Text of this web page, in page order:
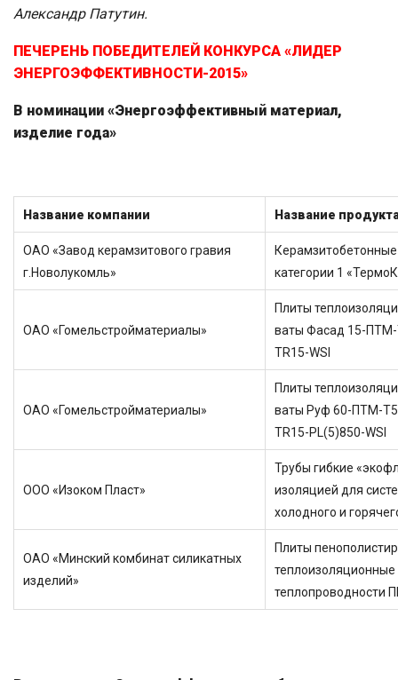
Александр Патутин.
ПЕЧЕРЕНЬ ПОБЕДИТЕЛЕЙ КОНКУРСА «ЛИДЕР
ЭНЕРГОЭФФЕКТИВНОСТИ-2015»
В номинации «Энергоэффективный материал,
изделие года»
Название компании Название
ОАО «Завод керамзитового гравия
г.Новолукомль»
категории 1
ОАО «Гомельстройматериалы»
Плиты
ваты Фасад 15-ПТМ-
TR15-WSI
ОАО «Гомельстройматериалы»
Плиты
ваты Руф 60-ПТМ-
TR15-PL(5)850-WSI
ООО «Изоком Пласт»
Трубы гибкие
изоляцией для
холодного и
ОАО «Минский комбинат силикатных
изделий»
Плиты
теплопроводности